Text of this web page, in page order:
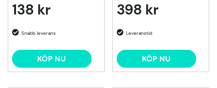
138 kr
KÖP NU
398 kr
KÖP NU